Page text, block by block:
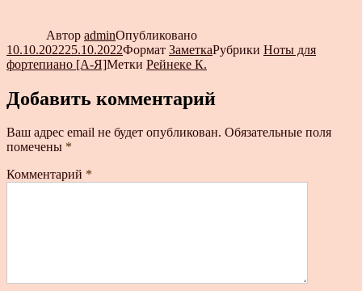
Автор adminОпубликовано
10.10.202225.10.2022Формат ЗаметкаРубрики Ноты для
фортепиано [А-Я]Метки Рейнеке К.
Добавить комментарий
Ваш адрес email не будет опубликован. Обязательные поля
помечены *
Комментарий *